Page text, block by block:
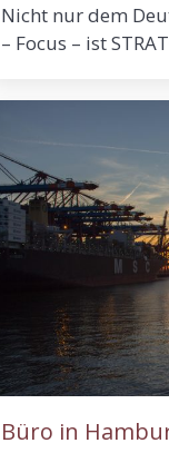
Nicht nur dem
– Focus – ist
Büro in